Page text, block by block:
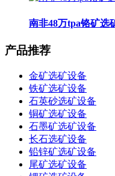
南非48万tpa铬矿选
产品推荐
金矿选矿设备
铁矿选矿设备
石英砂选矿设备
铜矿选矿设备
石墨矿选矿设备
长石选矿设备
铅锌矿选矿设备
尾矿选矿设备